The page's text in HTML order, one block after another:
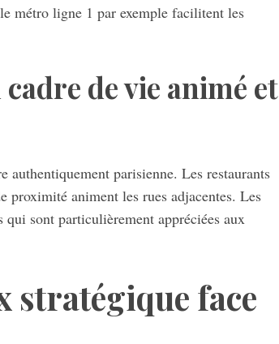
métro ligne 1 par exemple facilitent les
de vie animé et
authentiquement parisienne. Les restaurants
proximité animent les rues adjacentes. Les
qui sont particulièrement appréciées aux
stratégique face